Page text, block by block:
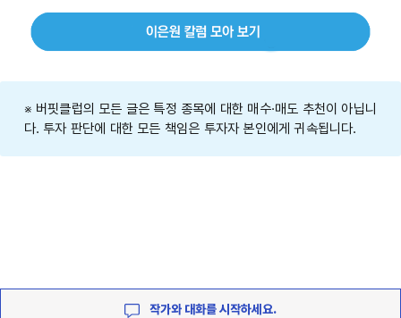
※ 버핏클럽의 모든 글은 특정 종목에 대한 매수·매도 추천이 아닙니
다. 투자 판단에 대한 모든 책임은 투자자 본인에게 귀속됩니다.
작가와 대화를 시작하세요.